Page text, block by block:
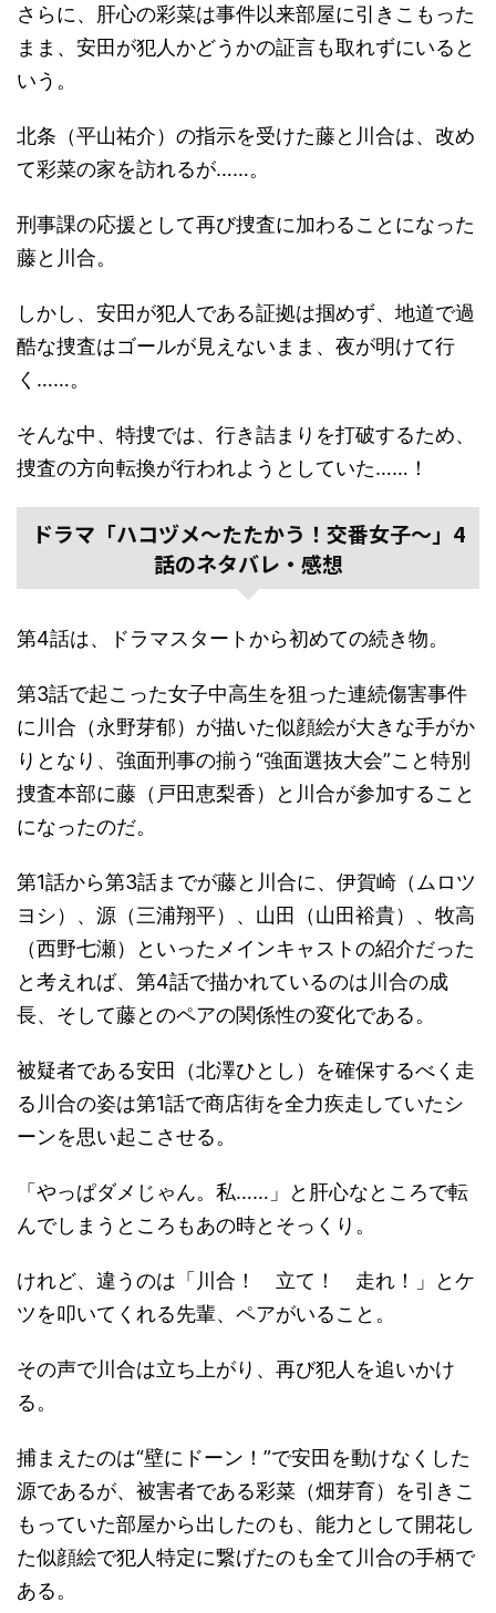
さらに、肝心の彩菜は事件以来部屋に引きこもった
まま、安田が犯人かどうかの証言も取れずにいると
いう。
北条（平山祐介）の指示を受けた藤と川合は、改め
て彩菜の家を訪れるが……。
刑事課の応援として再び捜査に加わることになった
藤と川合。
しかし、安田が犯人である証拠は掴めず、地道で過
酷な捜査はゴールが見えないまま、夜が明けて行
く……。
そんな中、特捜では、行き詰まりを打破するため、
捜査の方向転換が行われようとしていた……！
ドラマ「ハコヅメ～たたかう！交番女子～」4
話のネタバレ・感想
第4話は、ドラマスタートから初めての続き物。
第3話で起こった女子中高生を狙った連続傷害事件
に川合（永野芽郁）が描いた似顔絵が大きな手がか
りとなり、強面刑事の揃う“強面選抜大会”こと特別
捜査本部に藤（戸田恵梨香）と川合が参加すること
になったのだ。
第1話から第3話までが藤と川合に、伊賀崎（ムロツ
ヨシ）、源（三浦翔平）、山田（山田裕貴）、牧高
（西野七瀬）といったメインキャストの紹介だった
と考えれば、第4話で描かれているのは川合の成
長、そして藤とのペアの関係性の変化である。
被疑者である安田（北澤ひとし）を確保するべく走
る川合の姿は第1話で商店街を全力疾走していたシ
ーンを思い起こさせる。
「やっぱダメじゃん。私……」と肝心なところで転
んでしまうところもあの時とそっくり。
けれど、違うのは「川合！ 立て！ 走れ！」とケ
ツを叩いてくれる先輩、ペアがいること。
その声で川合は立ち上がり、再び犯人を追いかけ
る。
捕まえたのは“壁にドーン！”で安田を動けなくした
源であるが、被害者である彩菜（畑芽育）を引きこ
もっていた部屋から出したのも、能力として開花し
た似顔絵で犯人特定に繋げたのも全て川合の手柄で
ある。